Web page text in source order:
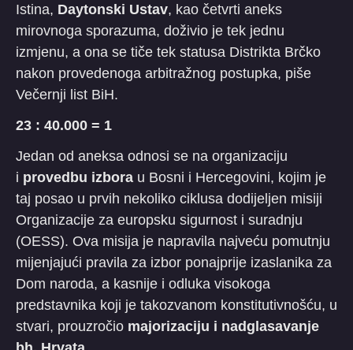
Istina, Daytonski Ustav, kao četvrti aneks
mirovnoga sporazuma, doživio je tek jednu
izmjenu, a ona se tiče tek statusa Distrikta Brčko
nakon provedenoga arbitražnog postupka, piše
Večernji list BiH.
23 : 40.000 = 1
Jedan od aneksa odnosi se na organizaciju
i provedbu izbora u Bosni i Hercegovini, kojim je
taj posao u prvih nekoliko ciklusa dodijeljen misiji
Organizacije za europsku sigurnost i suradnju
(OESS). Ova misija je napravila najveću pomutnju
mijenjajući pravila za izbor ponajprije izaslanika za
Dom naroda, a kasnije i odluka visokoga
predstavnika koji je takozvanom konstitutivnošću, u
stvari, prouzročio majorizaciju i nadglasavanje